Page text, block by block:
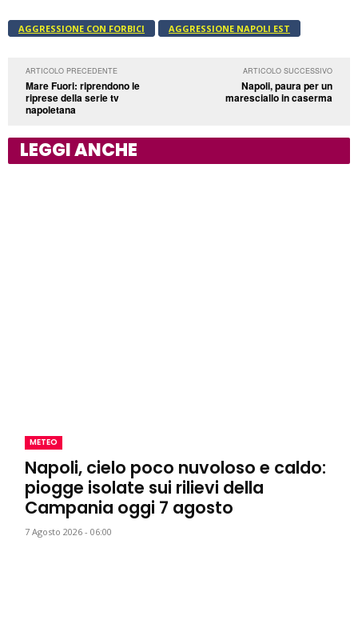
AGGRESSIONE CON FORBICI AGGRESSIONE NAPOLI EST
ARTICOLO PRECEDENTE
Mare Fuori: riprendono le
riprese della serie tv
napoletana
ARTICOLO SUCCESSIVO
Napoli, paura per un
maresciallo in caserma
LEGGI ANCHE
METEO
Napoli, cielo poco nuvoloso e caldo:
piogge isolate sui rilievi della
Campania oggi 7 agosto
7 Agosto 2026 - 06:00